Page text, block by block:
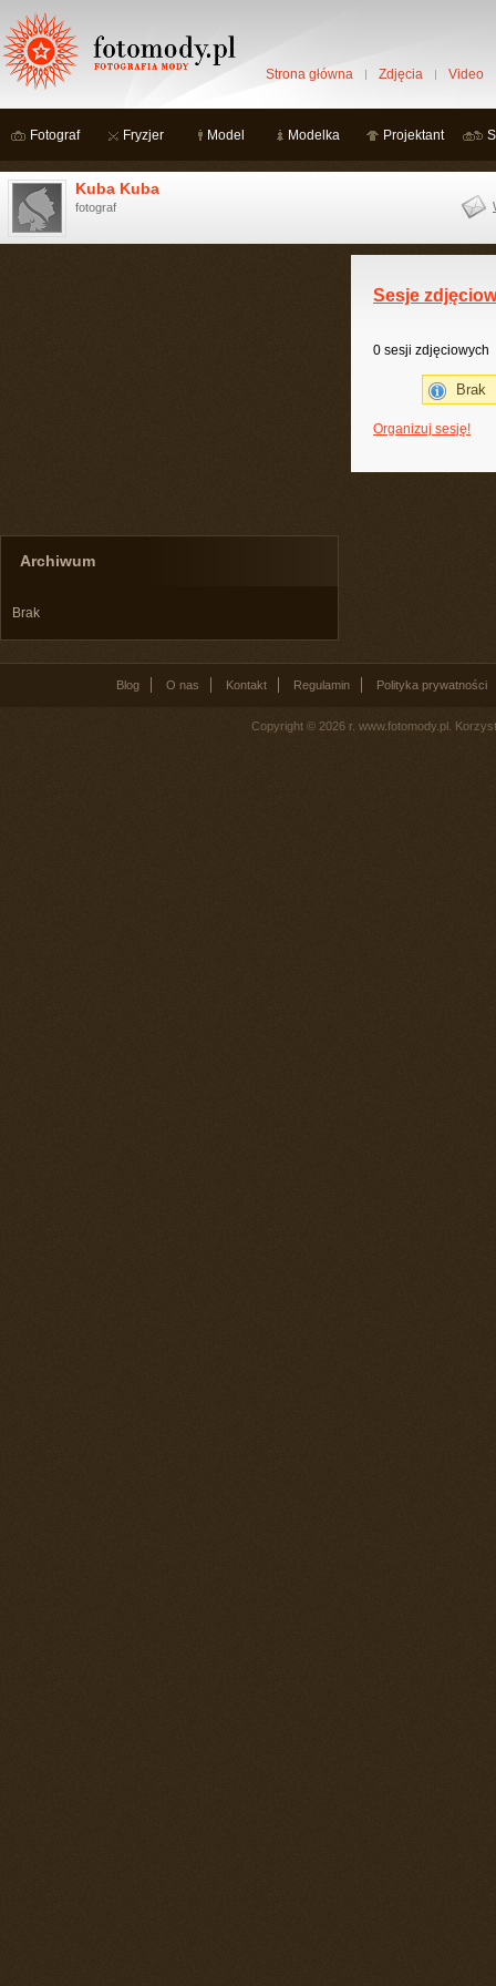
Strona główna Zdjęcia Video
Fotograf Fryzjer Model Modelka Projektant
Kuba Kuba
fotograf
Archiwum
Brak
Sesje
0 sesji zdjęciowych
Brak
Organizuj sesję!
Blog O nas Kontakt Regulamin Polityka prywatności
Copyright © 2026 r. www.fotomody.pl.